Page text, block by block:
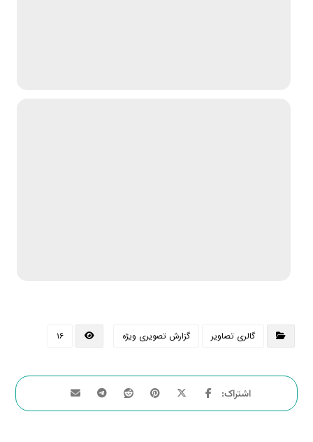
گالری تصاویر گزارش تصویری ویژه ۱۶